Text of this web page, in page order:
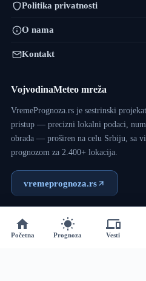
Politika privatnosti
O nama
Kontakt
VojvodinaMeteo mreža
VremePrognoza.rs je sestrinski
pristup — precizni lokalni podaci,
obrada — proširen na celu Srbiju, sa
prognozom za 2.400+ lokacija.
vremeprognoza.rs
Copyright © 2017 - 2026 -
Početna Prognoza Vesti